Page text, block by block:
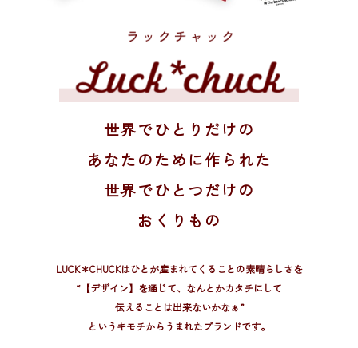
世界でひとりだけの
あなたのために作られた
世界でひとつだけの
おくりもの
LUCK＊CHUCKはひとが産まれてくることの素晴らしさを
“【デザイン】を通じて、 なんとかカタチにして
伝えることは出来ないかなぁ”
というキモチからうまれたブランドです。